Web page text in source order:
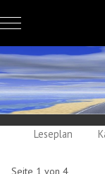
Mobile Menu Toggle
Leseplan
Seite 1 von 4